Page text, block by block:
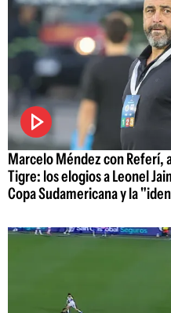
Marcelo Méndez con Referí,
Tigre: los elogios a Leonel
Copa Sudamericana y la